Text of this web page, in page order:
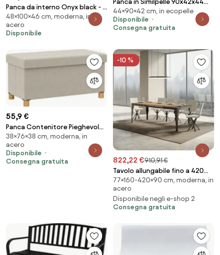
Panca da interno Onyx black - L
100 x l 46 x h 48 cm
48×100×46 cm, moderna, in
acero
Disponibile
Panca in Similpelle 90x42x44
cm Avalli Tortora...
44×90×42 cm, in ecopelle
Disponibile
Consegna gratuita
55,9 €
Panca Contenitore Pieghevole
67L 76x38x38cm Rivestimento
Effetto Velluto Bianco Crema...
38×76×38 cm, moderna, in
acero
Disponibile
Consegna gratuita
-10 %
822,22 €910,91 €
Tavolo allungabile fino a 420
cm PAXON Evolution 160 piano
finitura Quercia Natura
77×160-420×90 cm, moderna, in
acero
Disponibile negli e-shop 2
Consegna gratuita